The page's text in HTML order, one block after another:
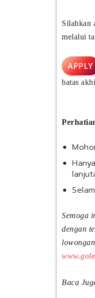
Silahkan
melalui
APPLY
batas
Semoga
dengan
Baca